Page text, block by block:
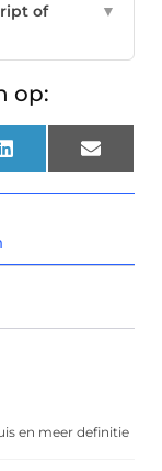
of
▼
op:
LinkedIn Email
en meer definitie